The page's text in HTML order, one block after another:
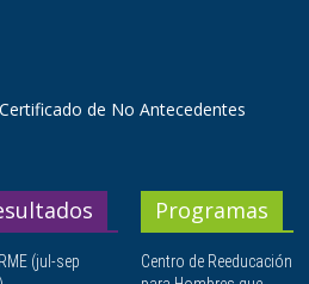
de No Antecedentes
(jul-sep
Programas
Centro de Reeducación